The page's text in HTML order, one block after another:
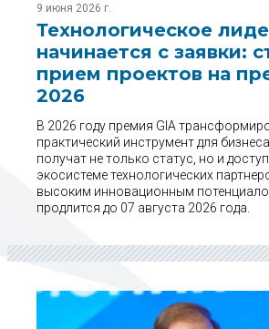
9 июня 2026 г.
Технологическое
начинается с заявки:
прием проектов на
2026
В 2026 году премия GIA
практический инструмент для
получат не только статус, но и
экосистеме технологических
высоким инновационным
продлится до 07 августа 2026 года.